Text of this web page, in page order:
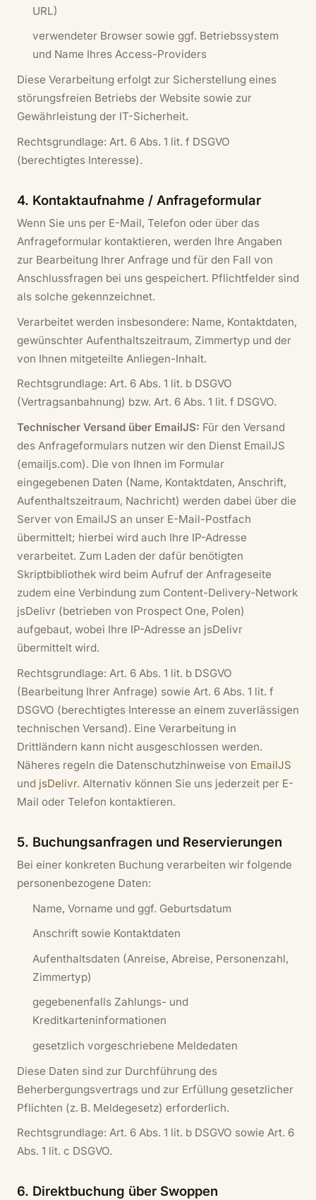
URL)
verwendeter Browser sowie ggf. Betriebssystem
und Name Ihres Access-Providers
Diese Verarbeitung erfolgt zur Sicherstellung eines
störungsfreien Betriebs der Website sowie zur
Gewährleistung der IT-Sicherheit.
Rechtsgrundlage: Art. 6 Abs. 1 lit. f DSGVO
(berechtigtes Interesse).
4. Kontaktaufnahme / Anfrageformular
Wenn Sie uns per E-Mail, Telefon oder über das
Anfrageformular kontaktieren, werden Ihre Angaben
zur Bearbeitung Ihrer Anfrage und für den Fall von
Anschlussfragen bei uns gespeichert. Pflichtfelder sind
als solche gekennzeichnet.
Verarbeitet werden insbesondere: Name, Kontaktdaten,
gewünschter Aufenthaltszeitraum, Zimmertyp und der
von Ihnen mitgeteilte Anliegen-Inhalt.
Rechtsgrundlage: Art. 6 Abs. 1 lit. b DSGVO
(Vertragsanbahnung) bzw. Art. 6 Abs. 1 lit. f DSGVO.
Technischer Versand über EmailJS: Für den Versand
des Anfrageformulars nutzen wir den Dienst EmailJS
(emailjs.com). Die von Ihnen im Formular
eingegebenen Daten (Name, Kontaktdaten, Anschrift,
Aufenthaltszeitraum, Nachricht) werden dabei über die
Server von EmailJS an unser E-Mail-Postfach
übermittelt; hierbei wird auch Ihre IP-Adresse
verarbeitet. Zum Laden der dafür benötigten
Skriptbibliothek wird beim Aufruf der Anfrageseite
zudem eine Verbindung zum Content-Delivery-Network
jsDelivr (betrieben von Prospect One, Polen)
aufgebaut, wobei Ihre IP-Adresse an jsDelivr
übermittelt wird.
Rechtsgrundlage: Art. 6 Abs. 1 lit. b DSGVO
(Bearbeitung Ihrer Anfrage) sowie Art. 6 Abs. 1 lit. f
DSGVO (berechtigtes Interesse an einem zuverlässigen
technischen Versand). Eine Verarbeitung in
Drittländern kann nicht ausgeschlossen werden.
Näheres regeln die Datenschutzhinweise von EmailJS
und jsDelivr. Alternativ können Sie uns jederzeit per E-
Mail oder Telefon kontaktieren.
5. Buchungsanfragen und Reservierungen
Bei einer konkreten Buchung verarbeiten wir folgende
personenbezogene Daten:
Name, Vorname und ggf. Geburtsdatum
Anschrift sowie Kontaktdaten
Aufenthaltsdaten (Anreise, Abreise, Personenzahl,
Zimmertyp)
gegebenenfalls Zahlungs- und
Kreditkarteninformationen
gesetzlich vorgeschriebene Meldedaten
Diese Daten sind zur Durchführung des
Beherbergungsvertrags und zur Erfüllung gesetzlicher
Pflichten (z. B. Meldegesetz) erforderlich.
Rechtsgrundlage: Art. 6 Abs. 1 lit. b DSGVO sowie Art. 6
Abs. 1 lit. c DSGVO.
6. Direktbuchung über Swoppen